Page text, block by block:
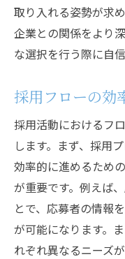
取り入れる姿勢が求
企業との関係をより
な選択を行う際に自
採用フローの効
採用活動におけるフ
します。まず、採用
効率的に進めるため
が重要です。例えば
とで、応募者の情報
が可能になります。
れぞれ異なるニーズ